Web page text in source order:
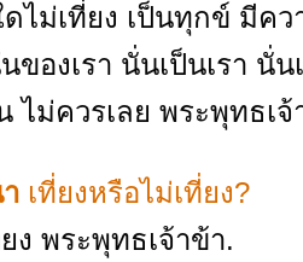
ไม่เที่ยง เป็นทุกข์ มีค
ของเรา นั่นเป็นเรา นั่น
ไม่ควรเลย พระพุทธเจ้
เที่ยงหรือไม่เที่ยง?
ง พระพุทธเจ้าข้า.